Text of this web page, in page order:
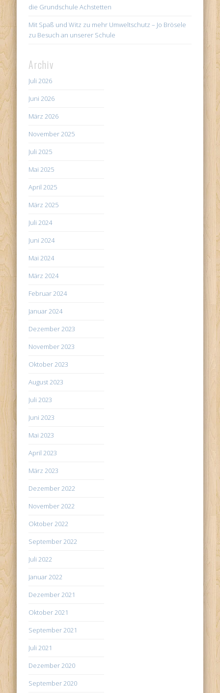
die Grundschule Achstetten
Mit Spaß und Witz zu mehr Umweltschutz – Jo Brösele
zu Besuch an unserer Schule
Archiv
Juli 2026
Juni 2026
März 2026
November 2025
Juli 2025
Mai 2025
April 2025
März 2025
Juli 2024
Juni 2024
Mai 2024
März 2024
Februar 2024
Januar 2024
Dezember 2023
November 2023
Oktober 2023
August 2023
Juli 2023
Juni 2023
Mai 2023
April 2023
März 2023
Dezember 2022
November 2022
Oktober 2022
September 2022
Juli 2022
Januar 2022
Dezember 2021
Oktober 2021
September 2021
Juli 2021
Dezember 2020
September 2020